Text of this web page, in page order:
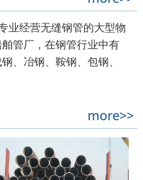
经营无缝钢管的大型物
管厂，在钢管行业中有
、冶钢、鞍钢、包钢、
more>>